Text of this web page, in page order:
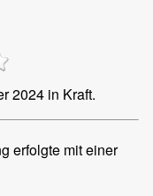
2024 in Kraft.
erfolgte mit einer